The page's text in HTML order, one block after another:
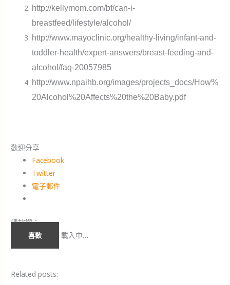
http://kellymom.com/bf/can-i-
breastfeed/lifestyle/alcohol/
http://www.mayoclinic.org/healthy-living/infant-and-
toddler-health/expert-answers/breast-feeding-and-
alcohol/faq-20057985
http://www.npaihb.org/images/projects_docs/How%
20Alcohol%20Affects%20the%20Baby.pdf
歡迎分享
Facebook
Twitter
電子郵件
請按讚：
喜歡 載入中…
Related posts: